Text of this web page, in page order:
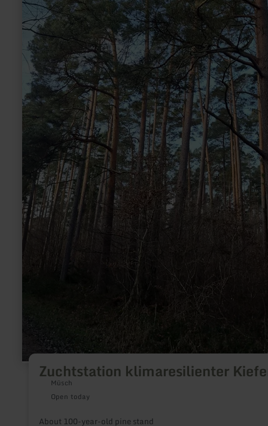
Zuchtstation klimaresilienter
Müsch
Open today
About 100-year-old pine stand